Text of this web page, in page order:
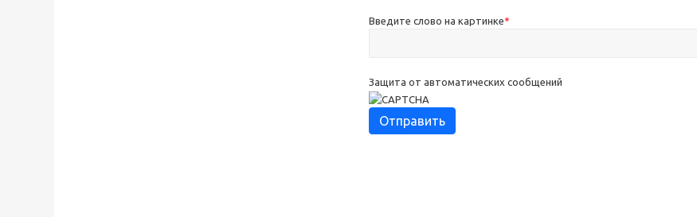
Введите слово на картинке*
Защита от автоматических сообщений